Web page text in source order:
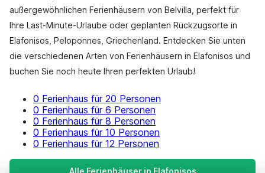
außergewöhnlichen Ferienhäusern von Belvilla, perfekt für
Ihre Last-Minute-Urlaube oder geplanten Rückzugsorte in
Elafonisos, Peloponnes, Griechenland. Entdecken Sie unten
die verschiedenen Arten von Ferienhäusern in Elafonisos und
buchen Sie noch heute Ihren perfekten Urlaub!
0 Ferienhaus für 20 Personen
0 Ferienhaus für 6 Personen
0 Ferienhaus für 8 Personen
0 Ferienhaus für 10 Personen
0 Ferienhaus für 12 Personen
Alle Ferienhäuser in Elafonisos